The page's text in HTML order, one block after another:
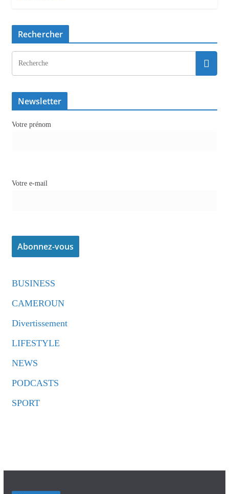
Rechercher
Newsletter
Votre prénom
Votre e-mail
BUSINESS
CAMEROUN
Divertissement
LIFESTYLE
NEWS
PODCASTS
SPORT